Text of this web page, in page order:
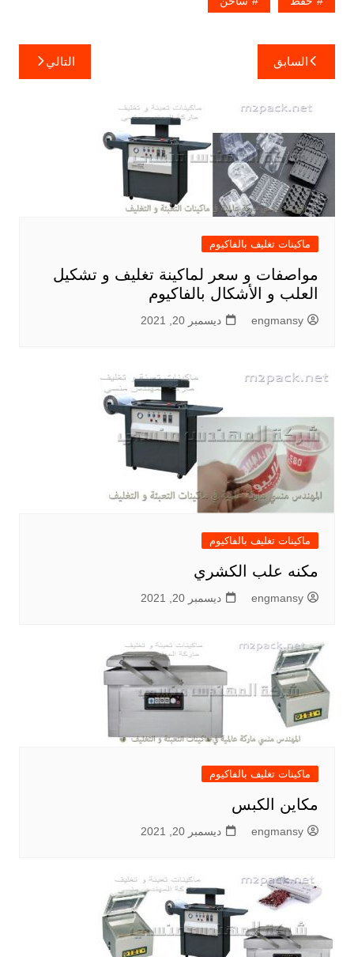
تصفّح
المقالات
السابق التالي
ماكينات تغليف بالفاكيوم
مواصفات و سعر لماكينة تغليف و تشكيل
العلب و الأشكال بالفاكيوم
engmansy ديسمبر 20, 2021
ماكينات تغليف بالفاكيوم
مكنه علب الكشري
engmansy ديسمبر 20, 2021
ماكينات تغليف بالفاكيوم
مكاين الكبس
engmansy ديسمبر 20, 2021